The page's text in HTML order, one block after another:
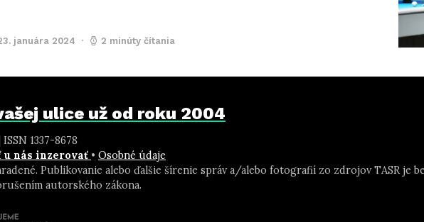
januára 2024 2 minúty čítania
ulice už od roku 2004
1337-8678
u nás inzerovať • Osobné údaje
Publikovanie alebo ďalšie šírenie správ a/alebo fotografií zo zdrojov TASR je
autorského zákona.